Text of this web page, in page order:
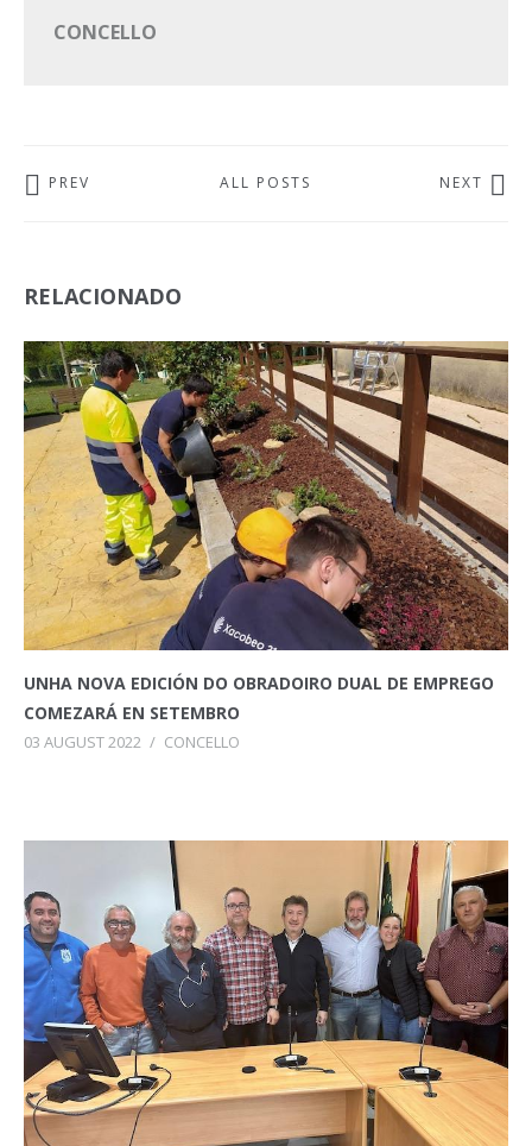
CONCELLO
PREV ALL POSTS NEXT
RELACIONADO
UNHA NOVA EDICIÓN DO OBRADOIRO DUAL DE EMPREGO
COMEZARÁ EN SETEMBRO
03 AUGUST 2022 / CONCELLO